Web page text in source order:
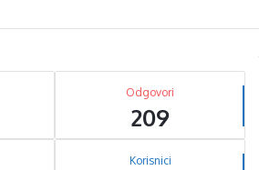
Odgovori
209
Korisnici